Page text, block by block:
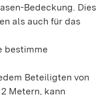
Bedeckung. Dies
als auch für das
bestimme
Beteiligten von
Metern, kann